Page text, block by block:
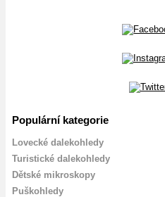
Populární kategorie
Lovecké dalekohledy
Turistické dalekohledy
Dětské mikroskopy
Puškohledy